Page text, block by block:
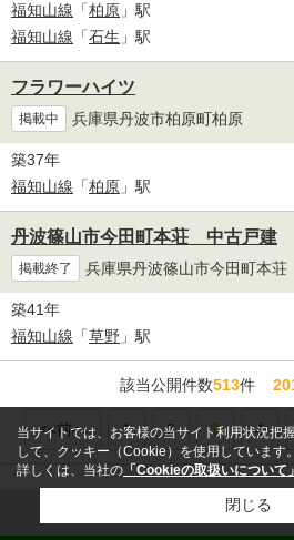
福知山線 「柏原 」駅
福知山線 「石生 」駅
フラワーハイツ
掲載中 兵庫県丹波市柏原町柏原
築37年
福知山線 「柏原 」駅
丹波篠山市今田町本荘 中古戸建
掲載終了 兵庫県丹波篠山市今田町本荘
築41年
福知山線 「草野 」駅
該当公開件数513件
<<前へ 1 2 3 4
ページトップ
当サイトでは、お客様の当サイト利用状況把
して、クッキー（Cookie）を使用しています。
詳しくは、当社の 「Cookieの取扱いについて」
閉じる